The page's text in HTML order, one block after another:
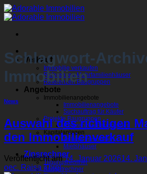
Zum
Inhalt
Verkauf
Immobilie verkaufen
Referenzen Mehrfamilienhäuser
Referenzen Baugruppen
Angebote
Immobilienangebote
Immobilienangebote
Suchauftrag für Käufer
Projekte Baugruppen
Referenzen Baugruppen
Kapitalanlagen
Anlage-Immobilien
Mietshäuser
Zinsrechner
Tilgungsrechner
Budgetrechner
Schlagwort-
Immobilien
News
Auswahl des richtigen
den Immobilienverkauf
Veröffentlicht am14. Januar 202614.
oec. Raisa Thiel